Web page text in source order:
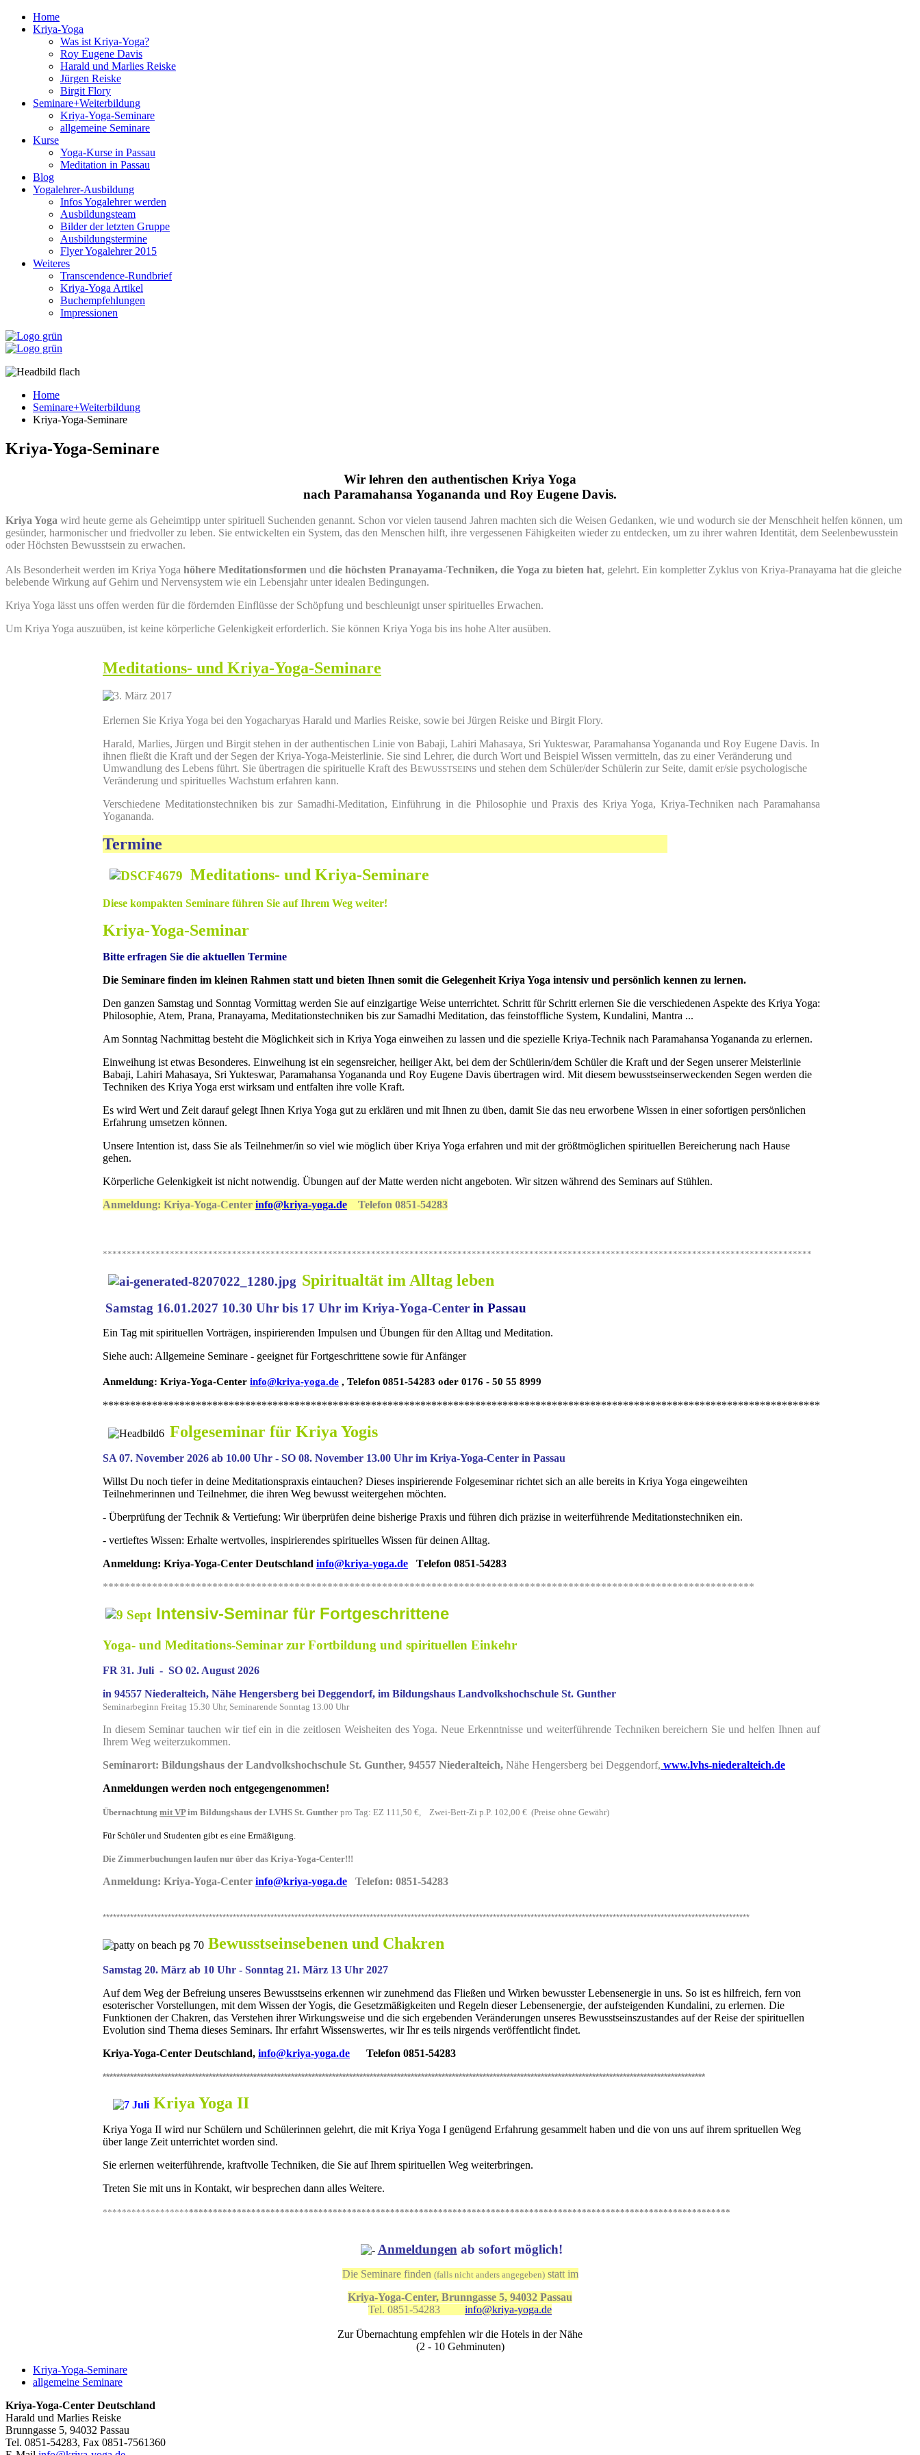
Home
Kriya-Yoga
Was ist Kriya-Yoga?
Roy Eugene Davis
Harald und Marlies Reiske
Jürgen Reiske
Birgit Flory
Seminare+Weiterbildung
Kriya-Yoga-Seminare
allgemeine Seminare
Kurse
Yoga-Kurse in Passau
Meditation in Passau
Blog
Yogalehrer-Ausbildung
Infos Yogalehrer werden
Ausbildungsteam
Bilder der letzten Gruppe
Ausbildungstermine
Flyer Yogalehrer 2015
Weiteres
Transcendence-Rundbrief
Kriya-Yoga Artikel
Buchempfehlungen
Impressionen
Home
Seminare+Weiterbildung
Kriya-Yoga-Seminare
Kriya-Yoga-Seminare
Wir lehren den authentischen Kriya Yoga
nach Paramahansa Yogananda und Roy Eugene Davis.
Kriya Yoga wird heute gerne als Geheimtipp unter spirituell Suchenden genannt. Schon vor vielen tausend Jahren machten sich die Weisen Gedanken, wie und wodurch sie der Menschheit helfen können, um
gesünder, harmonischer und friedvoller zu leben. Sie entwickelten ein System, das den Menschen hilft, ihre vergessenen Fähigkeiten wieder zu entdecken, um zu ihrer wahren Identität, dem Seelenbewusstein
oder Höchsten Bewusstsein zu erwachen.
Als Besonderheit werden im Kriya Yoga höhere Meditationsformen und die höchsten Pranayama-Techniken, die Yoga zu bieten hat, gelehrt. Ein kompletter Zyklus von Kriya-Pranayama hat die gleiche
belebende Wirkung auf Gehirn und Nervensystem wie ein Lebensjahr unter idealen Bedingungen.
Kriya Yoga lässt uns offen werden für die fördernden Einflüsse der Schöpfung und beschleunigt unser spirituelles Erwachen.
Um Kriya Yoga auszuüben, ist keine körperliche Gelenkigkeit erforderlich. Sie können Kriya Yoga bis ins hohe Alter ausüben.
Meditations- und Kriya-Yoga-Seminare
Erlernen Sie Kriya Yoga bei den Yogacharyas Harald und Marlies Reiske, sowie bei Jürgen Reiske und Birgit Flory.
Harald, Marlies, Jürgen und Birgit stehen in der authentischen Linie von Babaji, Lahiri Mahasaya, Sri Yukteswar, Paramahansa Yogananda und Roy Eugene Davis. In
ihnen fließt die Kraft und der Segen der Kriya-Yoga-Meisterlinie. Sie sind Lehrer, die durch Wort und Beispiel Wissen vermitteln, das zu einer Veränderung und
Umwandlung des Lebens führt. Sie übertragen die spirituelle Kraft des BEWUSSTSEINS und stehen dem Schüler/der Schülerin zur Seite, damit er/sie psychologische
Veränderung und spirituelles Wachstum erfahren kann.
Verschiedene Meditationstechniken bis zur Samadhi-Meditation, Einführung in die Philosophie und Praxis des Kriya Yoga, Kriya-Techniken nach Paramahansa
Yogananda.
Termine
Meditations- und Kriya-Seminare
Diese kompakten Seminare führen Sie auf Ihrem Weg weiter!
Kriya-Yoga-Seminar
Bitte erfragen Sie die aktuellen Termine
Die Seminare finden im kleinen Rahmen statt und bieten Ihnen somit die Gelegenheit Kriya Yoga intensiv und persönlich kennen zu lernen.
Den ganzen Samstag und Sonntag Vormittag werden Sie auf einzigartige Weise unterrichtet. Schritt für Schritt erlernen Sie die verschiedenen Aspekte des Kriya Yoga:
Philosophie, Atem, Prana, Pranayama, Meditationstechniken bis zur Samadhi Meditation, das feinstoffliche System, Kundalini, Mantra ...
Am Sonntag Nachmittag besteht die Möglichkeit sich in Kriya Yoga einweihen zu lassen und die spezielle Kriya-Technik nach Paramahansa Yogananda zu erlernen.
Einweihung ist etwas Besonderes. Einweihung ist ein segensreicher, heiliger Akt, bei dem der Schülerin/dem Schüler die Kraft und der Segen unserer Meisterlinie
Babaji, Lahiri Mahasaya, Sri Yukteswar, Paramahansa Yogananda und Roy Eugene Davis übertragen wird. Mit diesem bewusstseinserweckenden Segen werden die
Techniken des Kriya Yoga erst wirksam und entfalten ihre volle Kraft.
Es wird Wert und Zeit darauf gelegt Ihnen Kriya Yoga gut zu erklären und mit Ihnen zu üben, damit Sie das neu erworbene Wissen in einer sofortigen persönlichen
Erfahrung umsetzen können.
Unsere Intention ist, dass Sie als Teilnehmer/in so viel wie möglich über Kriya Yoga erfahren und mit der größtmöglichen spirituellen Bereicherung nach Hause
gehen.
Körperliche Gelenkigkeit ist nicht notwendig. Übungen auf der Matte werden nicht angeboten. Wir sitzen während des Seminars auf Stühlen.
Anmeldung: Kriya-Yoga-Center info@kriya-yoga.de Telefon 0851-54283
****************************************************************************************************************************************************
Spiritualtät im Alltag leben
Samstag 16.01.2027 10.30 Uhr bis 17 Uhr im Kriya-Yoga-Center in Passau
Ein Tag mit spirituellen Vorträgen, inspirierenden Impulsen und Übungen für den Alltag und Meditation.
Siehe auch: Allgemeine Seminare - geeignet für Fortgeschrittene sowie für Anfänger
Anmeldung: Kriya-Yoga-Center info@kriya-yoga.de , Telefon 0851-54283 oder 0176 - 50 55 8999
***********************************************************************************************************************************
Folgeseminar für Kriya Yogis
SA 07. November 2026 ab 10.00 Uhr - SO 08. November 13.00 Uhr im Kriya-Yoga-Center in Passau
Willst Du noch tiefer in deine Meditationspraxis eintauchen? Dieses inspirierende Folgeseminar richtet sich an alle bereits in Kriya Yoga eingeweihten
Teilnehmerinnen und Teilnehmer, die ihren Weg bewusst weitergehen möchten.
- Überprüfung der Technik & Vertiefung: Wir überprüfen deine bisherige Praxis und führen dich präzise in weiterführende Meditationstechniken ein.
- vertieftes Wissen: Erhalte wertvolles, inspirierendes spirituelles Wissen für deinen Alltag.
Anmeldung: Kriya-Yoga-Center Deutschland info@kriya-yoga.de Telefon 0851-54283
***********************************************************************************************************************
Intensiv-Seminar für Fortgeschrittene
Yoga- und Meditations-Seminar zur Fortbildung und spirituellen Einkehr
FR 31. Juli - SO 02. August 2026
in 94557 Niederalteich, Nähe Hengersberg bei Deggendorf, im Bildungshaus Landvolkshochschule St. Gunther
Seminarbeginn Freitag 15.30 Uhr, Seminarende Sonntag 13.00 Uhr
In diesem Seminar tauchen wir tief ein in die zeitlosen Weisheiten des Yoga. Neue Erkenntnisse und weiterführende Techniken bereichern Sie und helfen Ihnen auf
Ihrem Weg weiterzukommen.
Seminarort: Bildungshaus der Landvolkshochschule St. Gunther, 94557 Niederalteich, Nähe Hengersberg bei Deggendorf, www.lvhs-niederalteich.de
Anmeldungen werden noch entgegengenommen!
Übernachtung mit VPim Bildungshaus der LVHS St. Gunther pro Tag: EZ 111,50 €, Zwei-Bett-Zi p.P. 102,00 € (Preise ohne Gewähr)
Für Schüler und Studenten gibt es eine Ermäßigung.
Die Zimmerbuchungen laufen nur über das Kriya-Yoga-Center!!!
Anmeldung: Kriya-Yoga-Center info@kriya-yoga.de Telefon: 0851-54283
*********************************************************************************************************************************************************************************************
Bewusstseinsebenen und Chakren
Samstag 20. März ab 10 Uhr - Sonntag 21. März 13 Uhr 2027
Auf dem Weg der Befreiung unseres Bewusstseins erkennen wir zunehmend das Fließen und Wirken bewusster Lebensenergie in uns. So ist es hilfreich, fern von
esoterischer Vorstellungen, mit dem Wissen der Yogis, die Gesetzmäßigkeiten und Regeln dieser Lebensenergie, der aufsteigenden Kundalini, zu erlernen. Die
Funktionen der Chakren, das Verstehen ihrer Wirkungsweise und die sich ergebenden Veränderungen unseres Bewusstseinszustandes auf der Reise der spirituellen
Evolution sind Thema dieses Seminars. Ihr erfahrt Wissenswertes, wir Ihr es teils nirgends veröffentlicht findet.
Kriya-Yoga-Center Deutschland, info@kriya-yoga.de Telefon 0851-54283
********************************************************************************************************************************************************************************
Kriya Yoga II
Kriya Yoga II wird nur Schülern und Schülerinnen gelehrt, die mit Kriya Yoga I genügend Erfahrung gesammelt haben und die von uns auf ihrem sprituellen Weg
über lange Zeit unterrichtet worden sind.
Sie erlernen weiterführende, kraftvolle Techniken, die Sie auf Ihrem spirituellen Weg weiterbringen.
Treten Sie mit uns in Kontakt, wir besprechen dann alles Weitere.
***********************************************************************************************************************************
Anmeldungen ab sofort möglich!
Die Seminare finden (falls nicht anders angegeben)statt im
Kriya-Yoga-Center, Brunngasse 5, 94032 Passau
Tel. 0851-54283 info@kriya-yoga.de
Zur Übernachtung empfehlen wir die Hotels in der Nähe
(2 - 10 Gehminuten)
Kriya-Yoga-Seminare
allgemeine Seminare
Kriya-Yoga-Center Deutschland
Harald und Marlies Reiske
Brunngasse 5, 94032 Passau
Tel. 0851-54283, Fax 0851-7561360